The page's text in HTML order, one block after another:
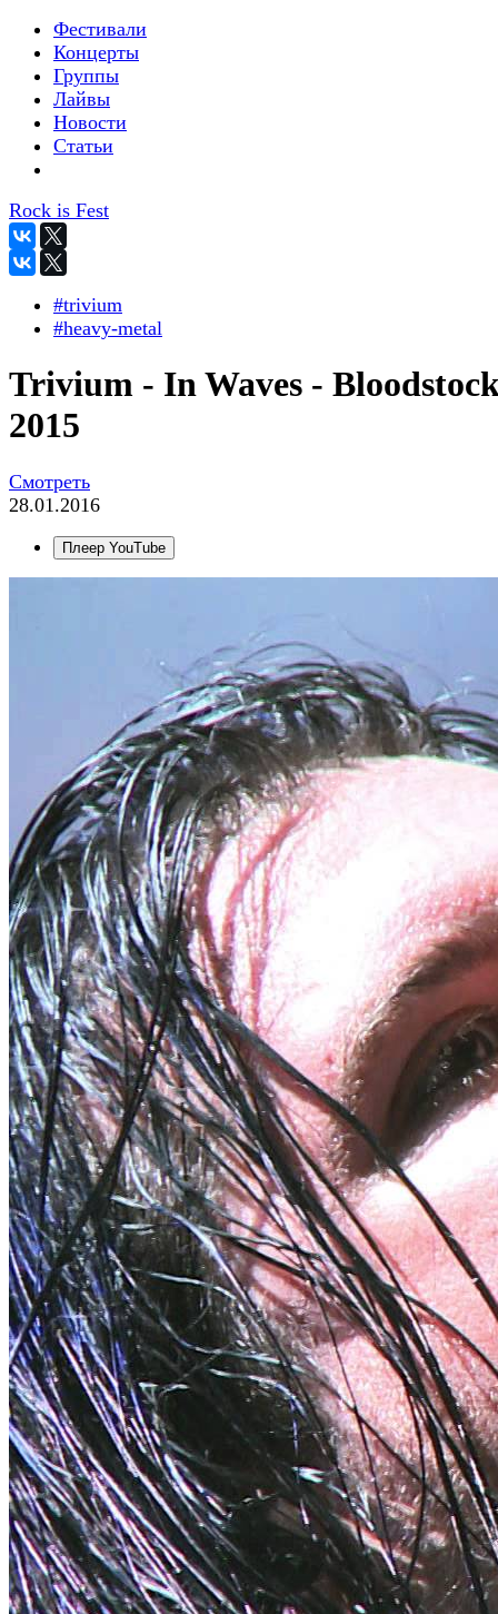
Фестивали
Концерты
Группы
Лайвы
Новости
Статьи
Rock is Fest
#trivium
#heavy-metal
Trivium - In Waves -
2015
Смотреть
28.01.2016
Плеер YouTube